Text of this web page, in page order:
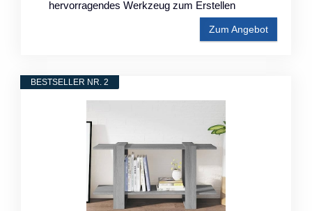
hervorragendes Werkzeug zum Erstellen
Zum Angebot
BESTSELLER NR. 2